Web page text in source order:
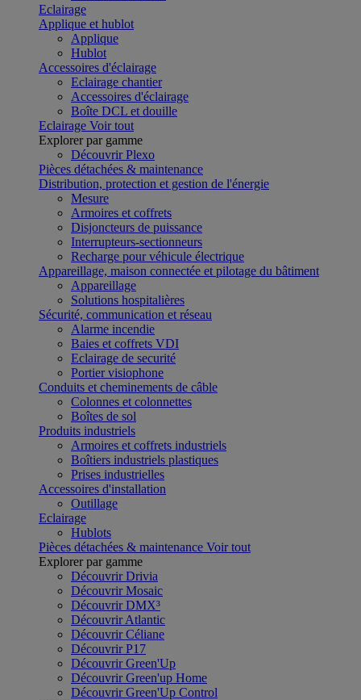
Eclairage
Applique et hublot
Applique
Hublot
Accessoires d'éclairage
Eclairage chantier
Accessoires d'éclairage
Boîte DCL et douille
Eclairage Voir tout
Explorer par gamme
Découvrir Plexo
Pièces détachées & maintenance
Distribution, protection et gestion de l'énergie
Mesure
Armoires et coffrets
Disjoncteurs de puissance
Interrupteurs-sectionneurs
Recharge pour véhicule électrique
Appareillage, maison connectée et pilotage du bâtiment
Appareillage
Solutions hospitalières
Sécurité, communication et réseau
Alarme incendie
Baies et coffrets VDI
Eclairage de securité
Portier visiophone
Conduits et cheminements de câble
Colonnes et colonnettes
Boîtes de sol
Produits industriels
Armoires et coffrets industriels
Boîtiers industriels plastiques
Prises industrielles
Accessoires d'installation
Outillage
Eclairage
Hublots
Pièces détachées & maintenance Voir tout
Explorer par gamme
Découvrir Drivia
Découvrir Mosaic
Découvrir DMX³
Découvrir Atlantic
Découvrir Céliane
Découvrir P17
Découvrir Green'Up
Découvrir Green'up Home
Découvrir Green'Up Control